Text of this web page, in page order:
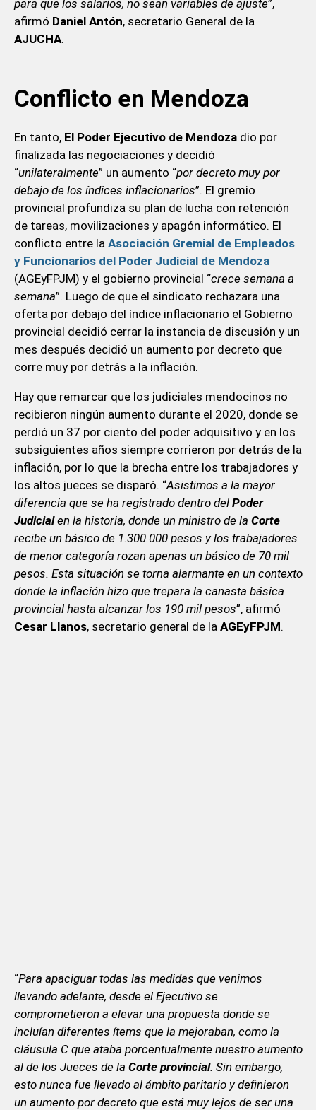
para que los salarios, no sean variables de ajuste”,
afirmó Daniel Antón, secretario General de la
AJUCHA.
Conflicto en Mendoza
En tanto, El Poder Ejecutivo de Mendozadio por
finalizada las negociaciones y decidió
“unilateralmente” un aumento “por decreto muy por
debajo de los índices inflacionarios”. El gremio
provincial profundiza su plan de lucha con retención
de tareas, movilizaciones y apagón informático. El
conflicto entre la Asociación Gremial de Empleados
y Funcionarios del Poder Judicial de Mendoza
(AGEyFPJM) y el gobierno provincial “crece semana a
semana”. Luego de que el sindicato rechazara una
oferta por debajo del índice inflacionario el Gobierno
provincial decidió cerrar la instancia de discusión y un
mes después decidió un aumento por decreto que
corre muy por detrás a la inflación.
Hay que remarcar que los judiciales mendocinos no
recibieron ningún aumento durante el 2020, donde se
perdió un 37 por ciento del poder adquisitivo y en los
subsiguientes años siempre corrieron por detrás de la
inflación, por lo que la brecha entre los trabajadores y
los altos jueces se disparó. “Asistimos a la mayor
diferencia que se ha registrado dentro del Poder
Judicialen la historia, donde un ministro de la Corte
recibe un básico de 1.300.000 pesos y los trabajadores
de menor categoría rozan apenas un básico de 70 mil
pesos. Esta situación se torna alarmante en un contexto
donde la inflación hizo que trepara la canasta básica
provincial hasta alcanzar los 190 mil pesos”, afirmó
Cesar Llanos, secretario general de la AGEyFPJM.
“Para apaciguar todas las medidas que venimos
llevando adelante, desde el Ejecutivo se
comprometieron a elevar una propuesta donde se
incluían diferentes ítems que la mejoraban, como la
cláusula C que ataba porcentualmente nuestro aumento
al de los Jueces de la Corte provincial. Sin embargo,
esto nunca fue llevado al ámbito paritario y definieron
un aumento por decreto que está muy lejos de ser una